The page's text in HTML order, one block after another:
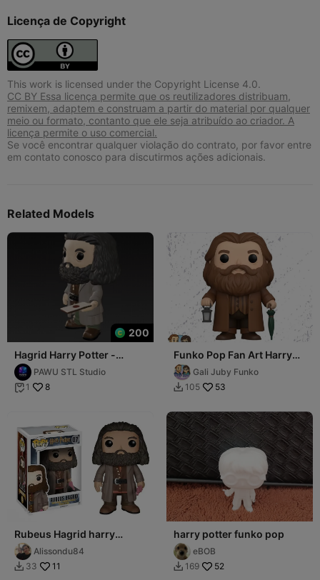
Licença de Copyright
This work is licensed under the Copyright License 4.0.
CC BY Essa licença permite que os reutilizadores distribuam,
remixem, adaptem e construam a partir do material por qualquer
meio ou formato, contanto que ele seja atribuído ao criador. A
licença permite o uso comercial.
Se você encontrar qualquer violação do contrato, por favor entre
em contato conosco para discutirmos ações adicionais.
Related Models
200
Hagrid Harry Potter -
Funko Pop
PAWU STL Studio
 1 8
Funko Pop Fan Art Harry
Potter Rubeus Hagrid
Gali Juby Funko
 105 53
Rubeus Hagrid harry
potterAlissondu84
 33 11
harry potter funko pop
eBOB
 169 52